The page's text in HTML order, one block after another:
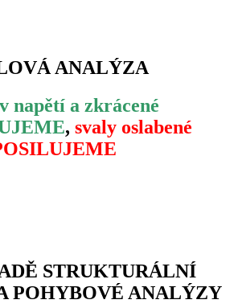
ANALÝZA
v napětí a zkrácené
, svaly oslabené
STRUKTURÁLNÍ
POHYBOVÉ ANALÝZY